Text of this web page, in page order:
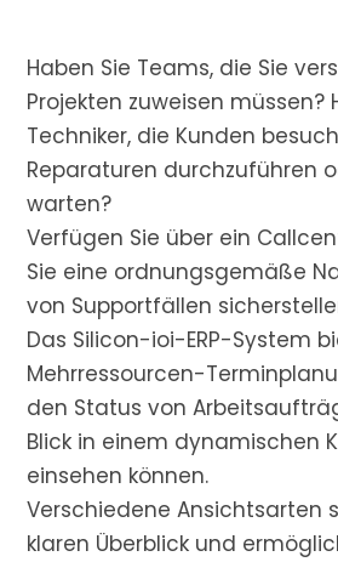
Haben Sie Teams, die Sie
Projekten zuweisen müssen?
Techniker, die Kunden
Reparaturen durchzuführen
warten?
Verfügen Sie über ein
Sie eine ordnungsgemäße
von Supportfällen
Das Silicon-ioi-ERP-System
Mehrressourcen-
den Status von
Blick in einem dynamischen
einsehen können.
Verschiedene Ansichtsarten
klaren Überblick und